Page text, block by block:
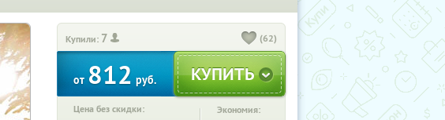
Купили: 7 (62)
от812руб.
Цена без скидки: Экономия: